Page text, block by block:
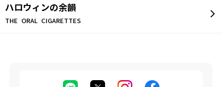
ハロウィンの余韻
THE ORAL CIGARETTES